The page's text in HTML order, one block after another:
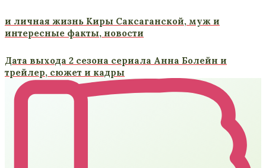
и личная жизнь Киры Саксаганской, муж и
интересные факты, новости
Дата выхода 2 сезона сериала Анна Болейн и
трейлер, сюжет и кадры